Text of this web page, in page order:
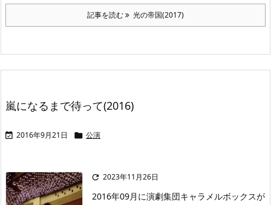
記事を読む 光の帝国(2017)
嵐になるまで待って(2016)
 2016年9月21日  公演
 2023年11月26日
2016年09月に演劇集団キャラメルボックスが